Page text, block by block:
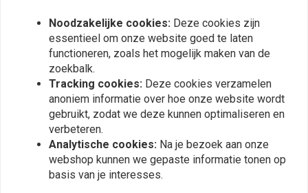
LOWBROW CUSTOMS
DIY Benzine Tank Sight
Noodzakelijke cookies: Deze cookies zijn
essentieel om onze website goed te laten
functioneren, zoals het mogelijk maken van de
zoekbalk.
Tracking cookies: Deze cookies verzamelen
anoniem informatie over hoe onze website wordt
gebruikt, zodat we deze kunnen optimaliseren en
verbeteren.
Analytische cookies: Na je bezoek aan onze
webshop kunnen we gepaste informatie tonen op
basis van je interesses.